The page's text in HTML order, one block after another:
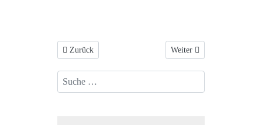
Vorheriger Beitrag: Gustave Le Bon: Psychologie der
Zurück Nächster Beitrag: Der
Weiter
Suchen...